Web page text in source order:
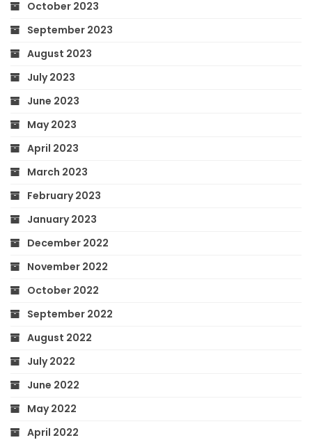
October 2023
September 2023
August 2023
July 2023
June 2023
May 2023
April 2023
March 2023
February 2023
January 2023
December 2022
November 2022
October 2022
September 2022
August 2022
July 2022
June 2022
May 2022
April 2022